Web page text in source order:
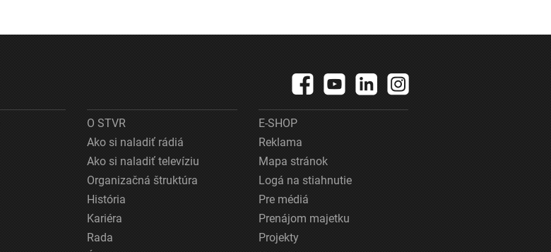
O STVR
Ako si naladiť rádiá
Ako si naladiť televíziu
Organizačná štruktúra
História
Kariéra
Rada
E-SHOP
Reklama
Mapa stránok
Logá na stiahnutie
Pre médiá
Prenájom majetku
Projekty